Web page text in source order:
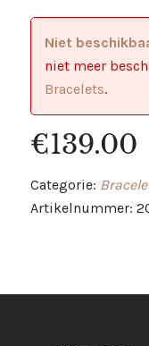
Niet
niet meer
Bracelets.
€139.00
Categorie:
Artikelnummer: